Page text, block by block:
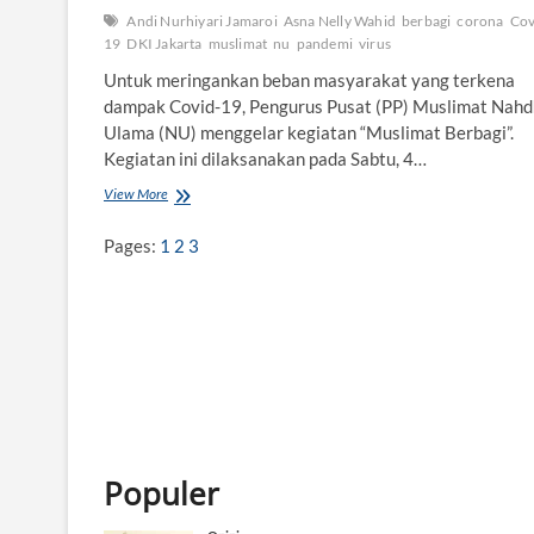
Andi Nurhiyari Jamaroi Asna Nelly Wahid berbagi corona
19 DKI Jakarta muslimat nu pandemi virus
Untuk meringankan beban masyarakat yang terkena
dampak Covid-19, Pengurus Pusat (PP) Muslimat
Ulama (NU) menggelar kegiatan “Muslimat Berbagi”.
Kegiatan ini dilaksanakan pada Sabtu, 4…
View More M
l
Pages: 1 2 3
Populer